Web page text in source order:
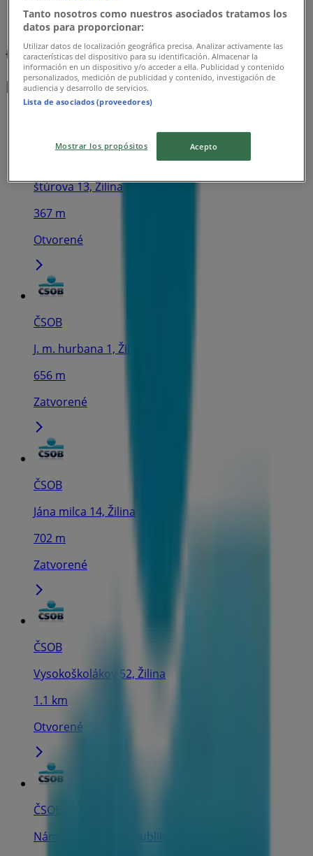
{"numCatalogs":0}
Rozvrhy a adresy ČSOB
štúrova 13, Žilina
367 m
Otvorené
ČSOB
J. m. hurbana 1, Žilina
656 m
Zatvorené
ČSOB
Jána milca 14, Žilina
702 m
Zatvorené
ČSOB
Vysokoškolákov 52, Žilina
1.1 km
Otvorené
ČSOB
Nám. slovenskej republiky 10, Bytča
Tanto nosotros como nuestros asociados tratamos los
datos para proporcionar:
Utilizar datos de localización geográfica precisa. Analizar activamente las
características del dispositivo para su identificación. Almacenar la
información en un dispositivo y/o acceder a ella. Publicidad y contenido
personalizados, medición de publicidad y contenido, investigación de
audiencia y desarrollo de servicios.
Lista de asociados (proveedores)
Mostrar los propósitos Acepto